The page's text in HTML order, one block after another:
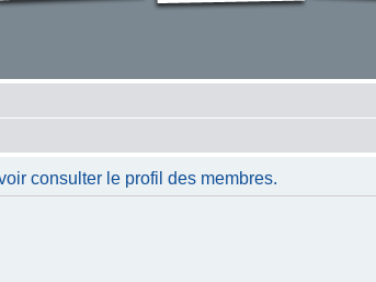
consulter le profil des membres.